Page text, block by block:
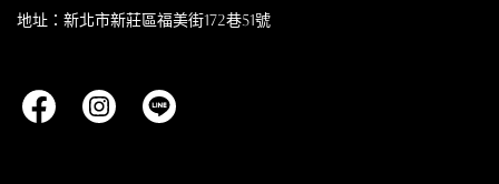
地址：新北市新莊區福美街172巷51號